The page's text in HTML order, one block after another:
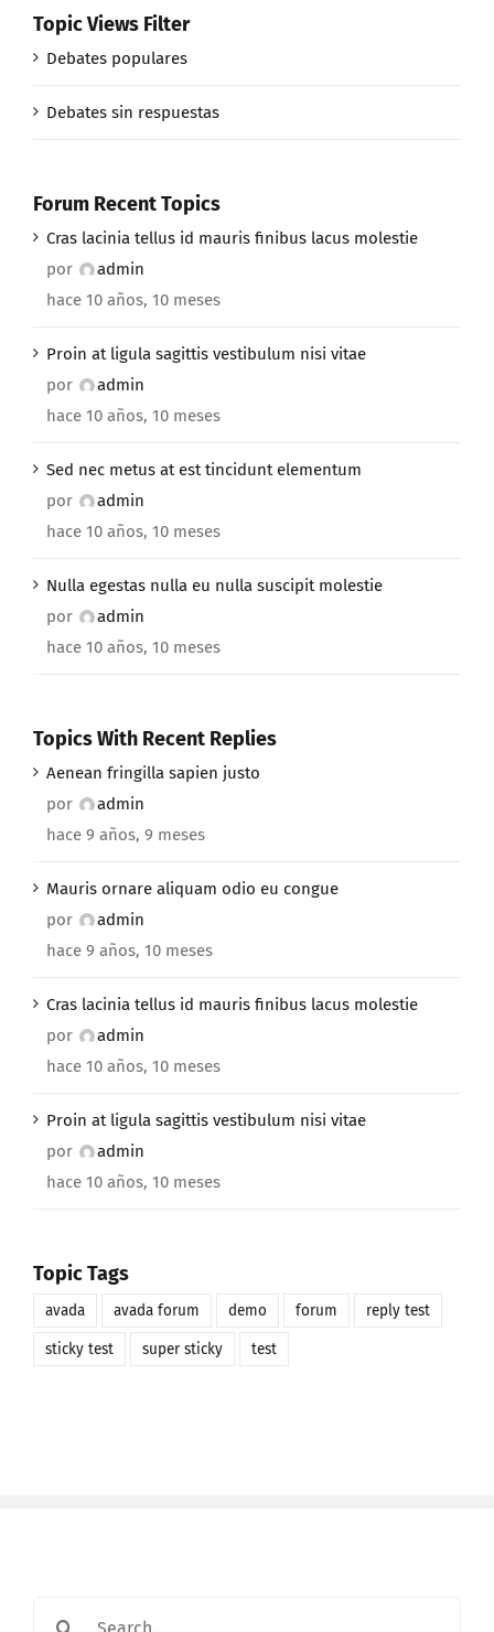
Topic Views Filter
Debates populares
Debates sin respuestas
Forum Recent Topics
Cras lacinia tellus id mauris finibus lacus molestie
por
admin
hace 10 años, 10 meses
Proin at ligula sagittis vestibulum nisi vitae
por
admin
hace 10 años, 10 meses
Sed nec metus at est tincidunt elementum
por
admin
hace 10 años, 10 meses
Nulla egestas nulla eu nulla suscipit molestie
por
admin
hace 10 años, 10 meses
Topics With Recent Replies
Aenean fringilla sapien justo
por
admin
hace 9 años, 9 meses
Mauris ornare aliquam odio eu congue
por
admin
hace 9 años, 10 meses
Cras lacinia tellus id mauris finibus lacus molestie
por
admin
hace 10 años, 10 meses
Proin at ligula sagittis vestibulum nisi vitae
por
admin
hace 10 años, 10 meses
Topic Tags
avada avada forum demo forum reply test
sticky test super sticky test